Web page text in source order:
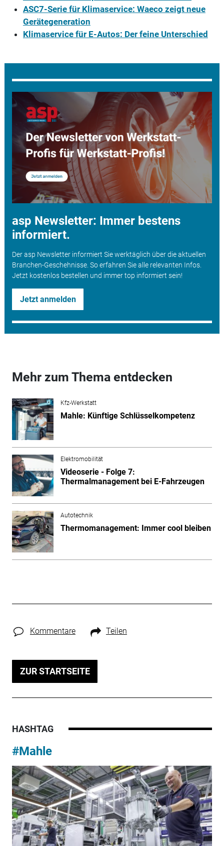
ASC7-Serie für Klimaservice: Waeco zeigt neue
Gerätegeneration
Klimaservice für E-Autos: Der feine Unterschied
asp Newsletter: Immer bestens
informiert.
Der asp Newsletter informiert Sie werktäglich über die aktuellen
Branchen-Geschehnisse. So erfahren Sie alle relevanten Infos.
Jetzt kostenlos bestellen und immer top informiert sein!
Jetzt anmelden
Mehr zum Thema entdecken
Kfz-Werkstatt
Mahle: Künftige Schlüsselkompetenz
Elektromobilität
Videoserie - Folge 7:
Thermalmanagement bei E-Fahrzeugen
Autotechnik
Thermomanagement: Immer cool bleiben
Kommentare Teilen
ZUR STARTSEITE
HASHTAG
#Mahle